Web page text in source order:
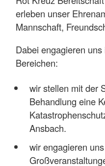
erleben unser
Mannschaft,
Dabei engagieren
Bereichen:
wir stellen mit der
Behandlung eine
Ansbach.
wir engagieren